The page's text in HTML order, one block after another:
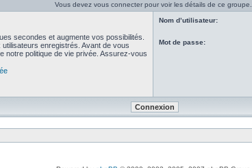
Vous devez vous connecter pour voir les détails de ce groupe.
secondes et augmente vos possibilités.
enregistrés. Avant de vous
notre politique de vie privée. Assurez-vous
Nom d’utilisateur:
Mot de passe: